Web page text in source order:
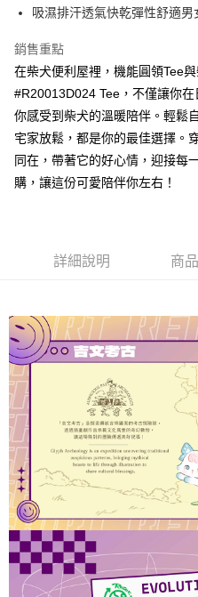
Apple Pay
悠遊付
Google Pay
ATM付款
全家取貨付款
每筆NT$60，滿NT$1,000(含以
每筆NT$60，滿NT$1,000(含以
付款後7-11取貨
每筆NT$60，滿NT$1,000(含以
宅配
每筆NT$120，滿NT$1,000(含以
離島宅配
每筆NT$120，滿NT$1,000(含以
國家/地區配送
吸濕排汗透氣快乾彈性舒適男
銷售重點
在柴犬便利屋裡，機能圓領Tee
#R20013D024 Tee，不僅讓你
你感受到柴犬的溫暖陪伴。輕鬆
宅家放鬆，都是你的最佳選擇。
同在，帶著它的好心情，迎接每
購，讓這份可愛陪伴你左右！
詳細說明 商